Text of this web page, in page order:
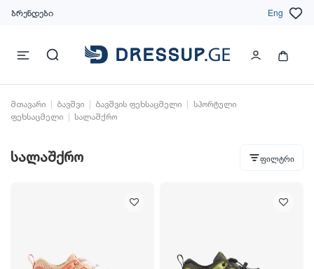
ბრენდები Eng
მთავარი ბავშვი ბავშვის ფეხსაცმელი
სპორტული
ფეხსაცმელი
სალაშქრო
სალაშქრო ფილტრი